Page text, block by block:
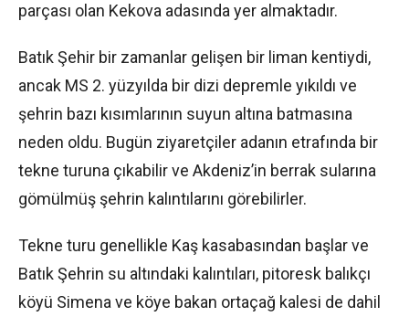
parçası olan Kekova adasında yer almaktadır.
Batık Şehir bir zamanlar gelişen bir liman kentiydi,
ancak MS 2. yüzyılda bir dizi depremle yıkıldı ve
şehrin bazı kısımlarının suyun altına batmasına
neden oldu. Bugün ziyaretçiler adanın etrafında bir
tekne turuna çıkabilir ve Akdeniz’in berrak sularına
gömülmüş şehrin kalıntılarını görebilirler.
Tekne turu genellikle Kaş kasabasından başlar ve
Batık Şehrin su altındaki kalıntıları, pitoresk balıkçı
köyü Simena ve köye bakan ortaçağ kalesi de dahil